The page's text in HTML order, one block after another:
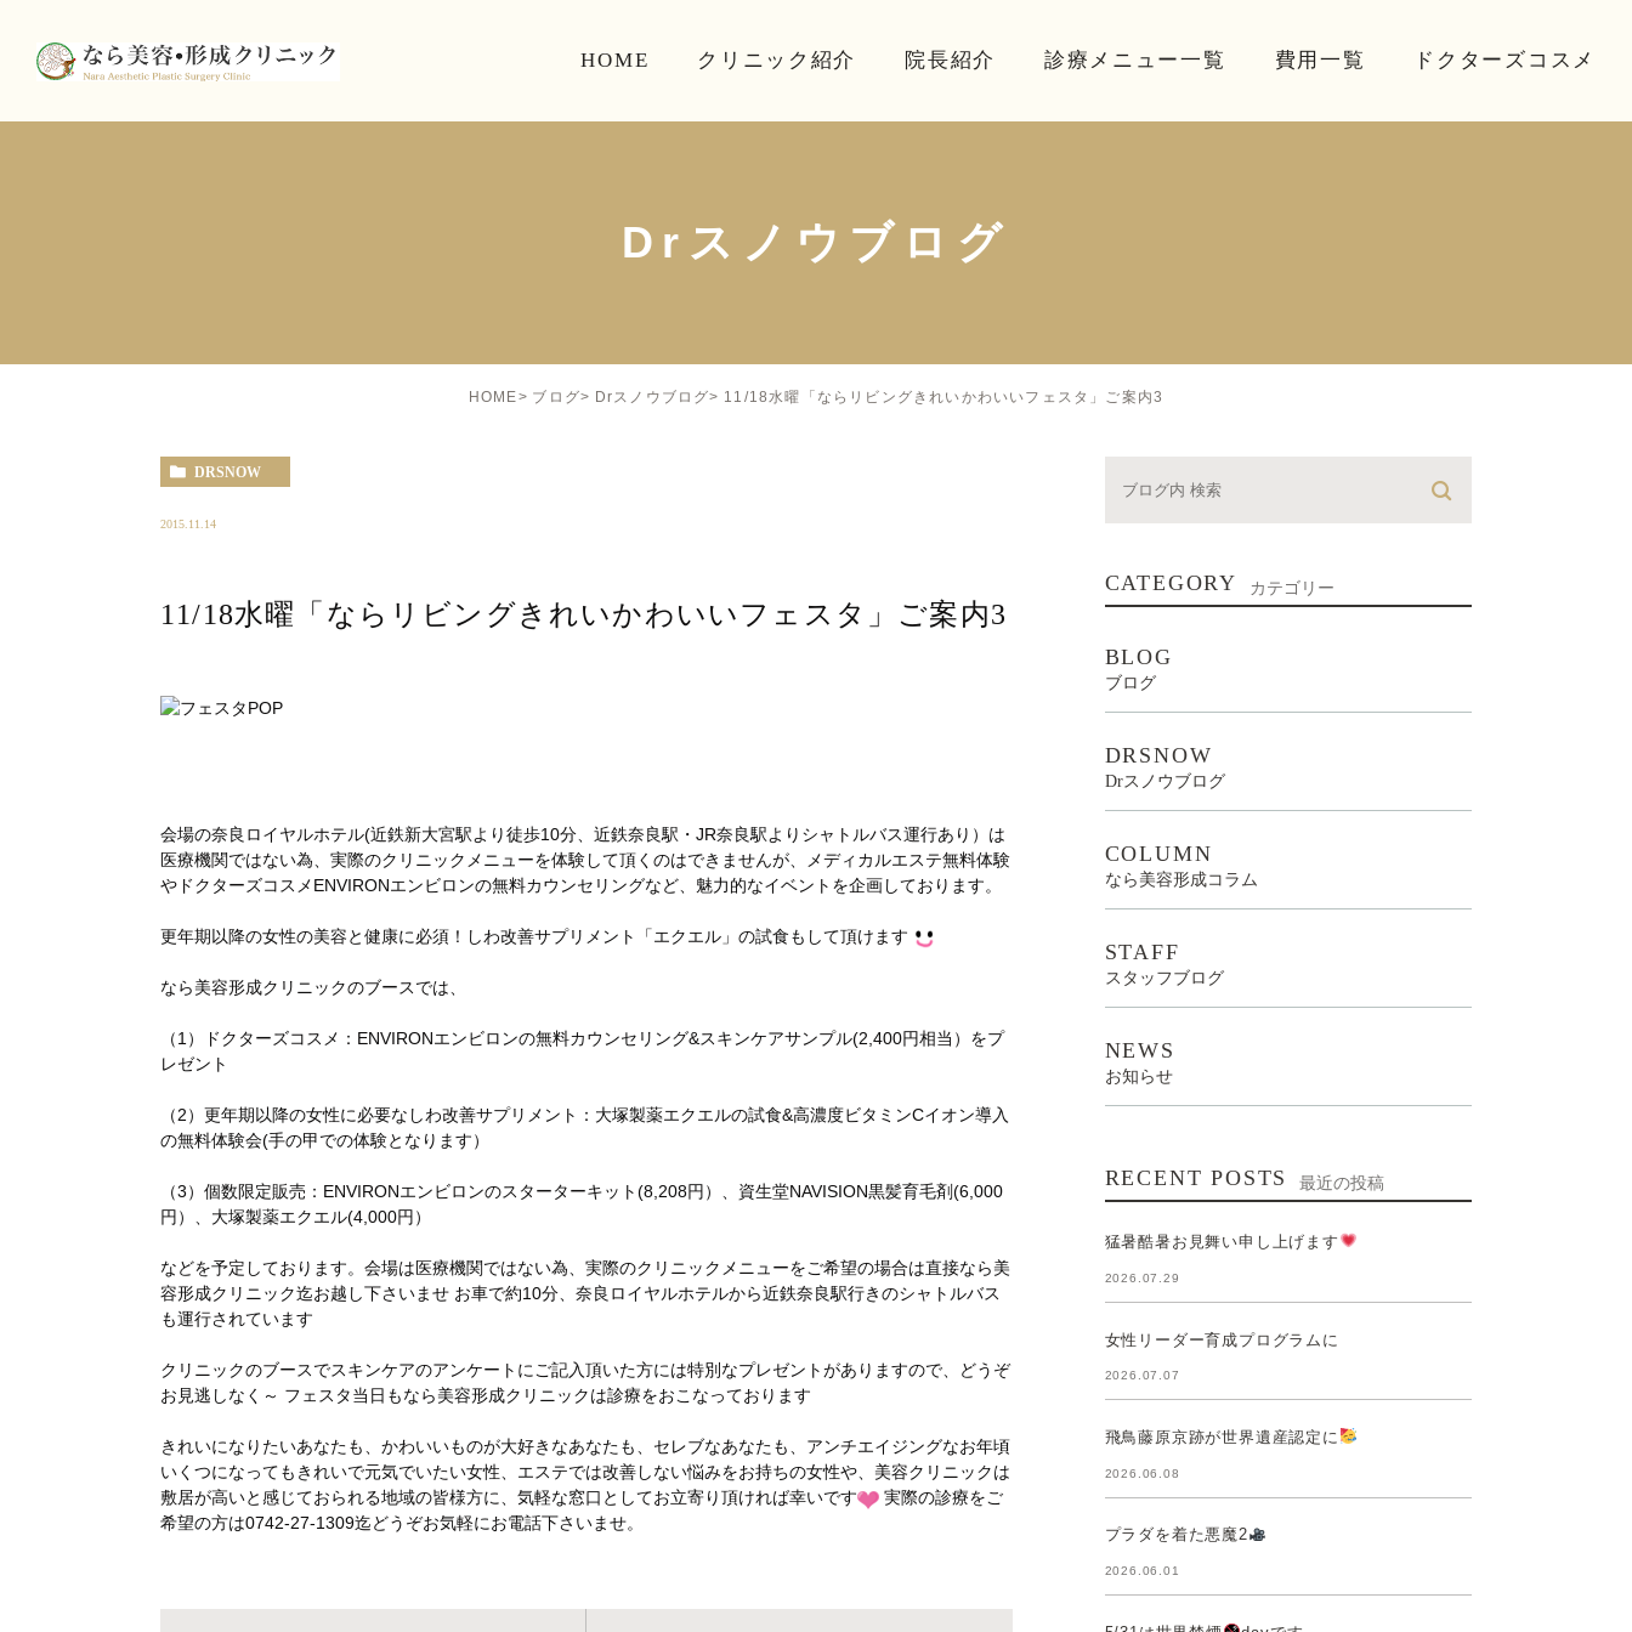
HOME クリニック紹介 院長紹介 診療メニュー一覧 費用一覧 ドクターズコスメ
Drスノウブログ
HOME ブログ Drスノウブログ 11/18水曜「ならリビングきれいかわいいフェスタ」ご案内3
DRSNOW
2015.11.14
11/18水曜「ならリビングきれいかわいいフェスタ」ご案内3
会場の奈良ロイヤルホテル(近鉄新大宮駅より徒歩10分、近鉄奈良駅・JR奈良駅よりシャトルバス運行あり）は
医療機関ではない為、実際のクリニックメニューを体験して頂くのはできませんが、メディカルエステ無料体験
やドクターズコスメENVIRONエンビロンの無料カウンセリングなど、魅力的なイベントを企画しております。
更年期以降の女性の美容と健康に必須！しわ改善サプリメント「エクエル」の試食もして頂けます
なら美容形成クリニックのブースでは、
（1）ドクターズコスメ：ENVIRONエンビロンの無料カウンセリング&スキンケアサンプル(2,400円相当）をプ
レゼント
（2）更年期以降の女性に必要なしわ改善サプリメント：大塚製薬エクエルの試食&高濃度ビタミンCイオン導入
の無料体験会(手の甲での体験となります）
（3）個数限定販売：ENVIRONエンビロンのスターターキット(8,208円）、資生堂NAVISION黒髪育毛剤(6,000
円）、大塚製薬エクエル(4,000円）
などを予定しております。会場は医療機関ではない為、実際のクリニックメニューをご希望の場合は直接なら美
容形成クリニック迄お越し下さいませ お車で約10分、奈良ロイヤルホテルから近鉄奈良駅行きのシャトルバス
も運行されています
クリニックのブースでスキンケアのアンケートにご記入頂いた方には特別なプレゼントがありますので、どうぞ
お見逃しなく～ フェスタ当日もなら美容形成クリニックは診療をおこなっております
きれいになりたいあなたも、かわいいものが大好きなあなたも、セレブなあなたも、アンチエイジングなお年頃
いくつになってもきれいで元気でいたい女性、エステでは改善しない悩みをお持ちの女性や、美容クリニックは
敷居が高いと感じておられる地域の皆様方に、気軽な窓口としてお立寄り頂ければ幸いです
実際の診療をご
希望の方は0742-27-1309迄どうぞお気軽にお電話下さいませ。
CATEGORY カテゴリー
BLOG
ブログ
DRSNOW
Drスノウブログ
COLUMN
なら美容形成コラム
STAFF
スタッフブログ
NEWS
お知らせ
RECENT POSTS 最近の投稿
猛暑酷暑お見舞い申し上げます
2026.07.29
女性リーダー育成プログラムに
2026.07.07
飛鳥藤原京跡が世界遺産認定に
2026.06.08
プラダを着た悪魔2
2026.06.01